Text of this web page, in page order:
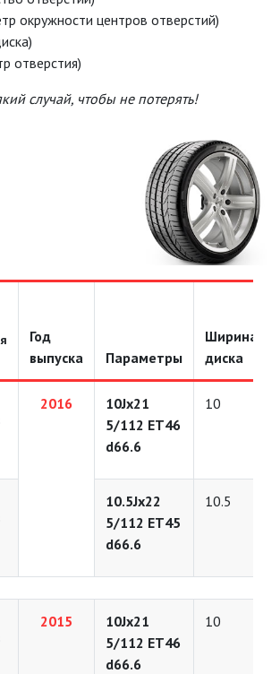
окружности центров отверстий)
отверстия)
случай, чтобы не потерять!
Год
выпуска
Параметры
Ширина
диска
2016
10Jx21
5/112 ET46
d66.6
10
10.5Jx22
5/112 ET45
d66.6
10.5
2015
10Jx21
5/112 ET46
d66.6
10